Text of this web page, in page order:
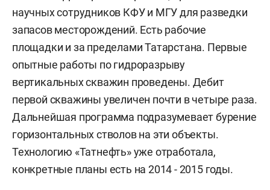
научных сотрудников КФУ и МГУ для разведки
запасов месторождений. Есть рабочие
площадки и за пределами Татарстана. Первые
опытные работы по гидроразрыву
вертикальных скважин проведены. Дебит
первой скважины увеличен почти в четыре раза.
Дальнейшая программа подразумевает бурение
горизонтальных стволов на эти объекты.
Технологию «Татнефть» уже отработала,
конкретные планы есть на 2014 - 2015 годы.